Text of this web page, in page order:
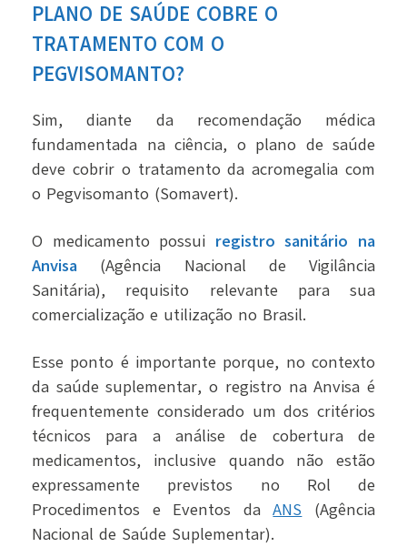
PLANO DE SAÚDE COBRE O
TRATAMENTO COM O
PEGVISOMANTO?
Sim, diante da recomendação médica
fundamentada na ciência, o plano de saúde
deve cobrir o tratamento da acromegalia com
o Pegvisomanto (Somavert).
O medicamento possui registro sanitário na
Anvisa (Agência Nacional de Vigilância
Sanitária), requisito relevante para sua
comercialização e utilização no Brasil.
Esse ponto é importante porque, no contexto
da saúde suplementar, o registro na Anvisa é
frequentemente considerado um dos critérios
técnicos para a análise de cobertura de
medicamentos, inclusive quando não estão
expressamente previstos no Rol de
Procedimentos e Eventos daANS (Agência
Nacional de Saúde Suplementar).